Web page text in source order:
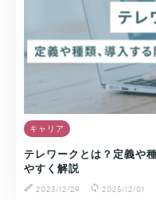
キャリア
テレワークとは？定義や
やすく解説
2023/12/29
2025/12/01